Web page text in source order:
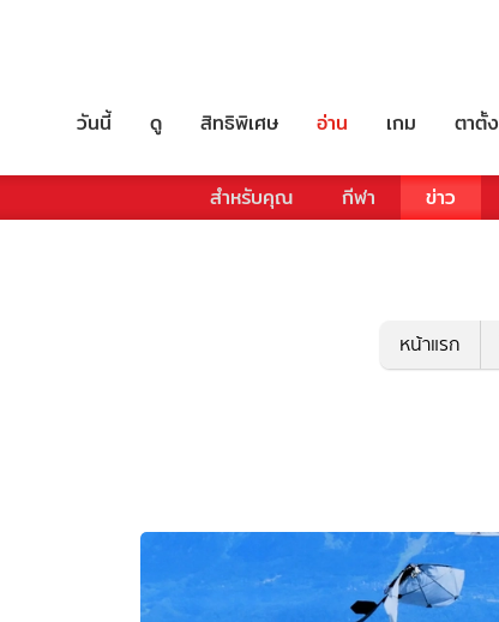
วันนี้ ดู สิทธิพิเศษ อ่าน เกม ตาตั้ง
สำหรับคุณ กีฬา ข่าว
หน้าแรก